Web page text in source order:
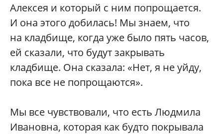
Алексея и который с ним попрощается.
И она этого добилась! Мы знаем, что
на кладбище, когда уже было пять часов,
ей сказали, что будут закрывать
кладбище. Она сказала: «Нет, я не уйду,
пока все не попрощаются».
Мы все чувствовали, что есть Людмила
Ивановна, которая как будто покрывала